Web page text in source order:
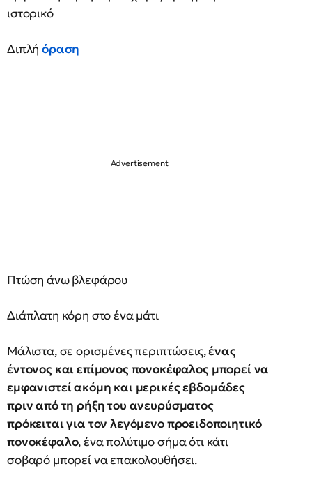
ιστορικό
Διπλήόραση
Πτώση άνω βλεφάρου
Διάπλατη κόρη στο ένα μάτι
Μάλιστα, σε ορισμένες περιπτώσεις,ένας
έντονος και επίμονος πονοκέφαλος μπορεί να
εμφανιστεί ακόμη και μερικές εβδομάδες
πριν από τη ρήξη του ανευρύσματος
πρόκειται για τον λεγόμενο προειδοποιητικό
πονοκέφαλο, ένα πολύτιμο σήμα ότι κάτι
σοβαρό μπορεί να επακολουθήσει.